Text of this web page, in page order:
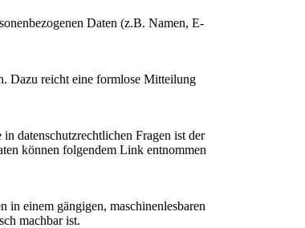
Daten (z.B. Namen, E-
Dazu reicht eine formlose Mitteilung
datenschutzrechtlichen Fragen ist der
können folgendem Link entnommen
einem gängigen, maschinenlesbaren
machbar ist.